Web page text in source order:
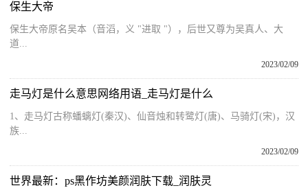
保生大帝
保生大帝原名吴本（音滔，义 "进取 "），后世又尊为吴真人、大
道...
2023/02/09
走马灯是什么意思网络用语_走马灯是什么
1、走马灯古称蟠螭灯(秦汉)、仙音烛和转鹭灯(唐)、马骑灯(宋)，汉
族...
2023/02/09
世界最新：ps黑作坊美颜润肤下载_润肤灵